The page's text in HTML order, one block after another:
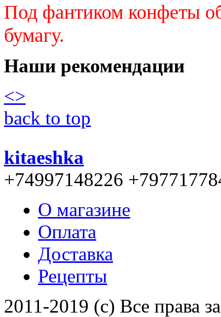
Под фантиком конфеты
бумагу.
Наши рекомендации
<>
back to top
kitaeshka
+74997148226
О магазине
Оплата
Доставка
Рецепты
2011-2019 (c) Все права